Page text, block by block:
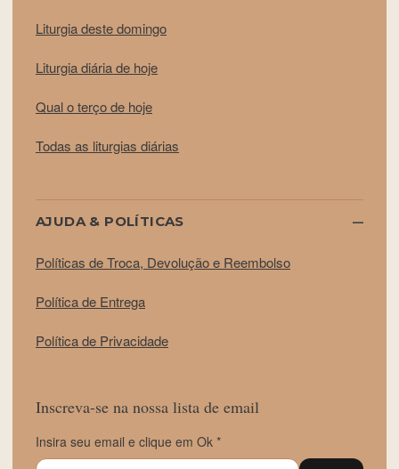
Liturgia deste domingo
Liturgia diária de hoje
Qual o terço de hoje
Todas as liturgias diárias
AJUDA & POLÍTICAS
Políticas de Troca, Devolução e Reembolso
Política de Entrega
Política de Privacidade
Inscreva-se na nossa lista de email
Insira seu email e clique em Ok *